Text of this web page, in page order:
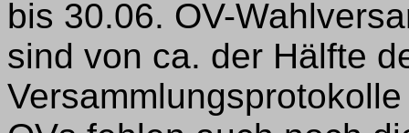
bis 30.06. OV-
sind von ca. der Hälfte